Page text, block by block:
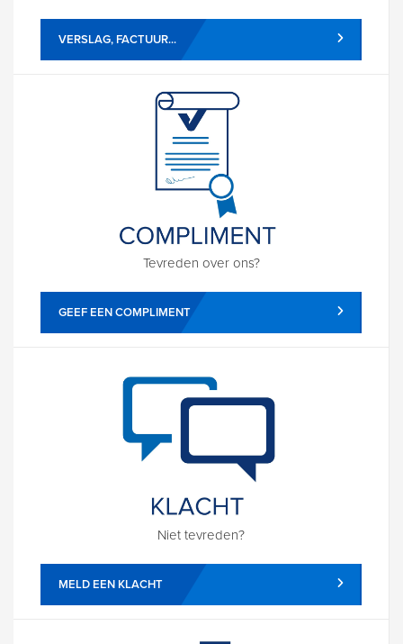
VERSLAG, FACTUUR...
Tevreden over ons?
GEEF EEN COMPLIMENT
Niet tevreden?
MELD EEN KLACHT